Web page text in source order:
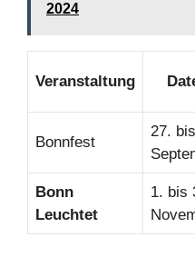
2024
Veranstaltung
Bonnfest
27.
Bonn
Leuchtet
1. bis